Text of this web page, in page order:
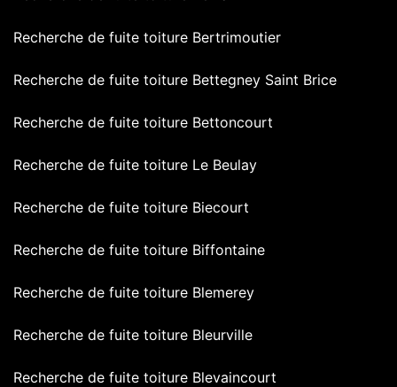
Recherche de fuite toiture Bertrimoutier
Recherche de fuite toiture Bettegney Saint Brice
Recherche de fuite toiture Bettoncourt
Recherche de fuite toiture Le Beulay
Recherche de fuite toiture Biecourt
Recherche de fuite toiture Biffontaine
Recherche de fuite toiture Blemerey
Recherche de fuite toiture Bleurville
Recherche de fuite toiture Blevaincourt